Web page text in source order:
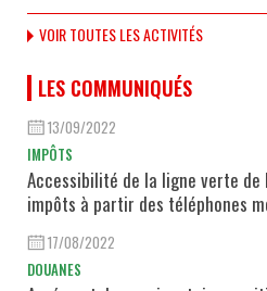
VOIR TOUTES LES ACTIVITÉS
LES COMMUNIQUÉS
13/09/2022
IMPÔTS
Accessibilité de la ligne verte
impôts à partir des téléphones
17/08/2022
DOUANES